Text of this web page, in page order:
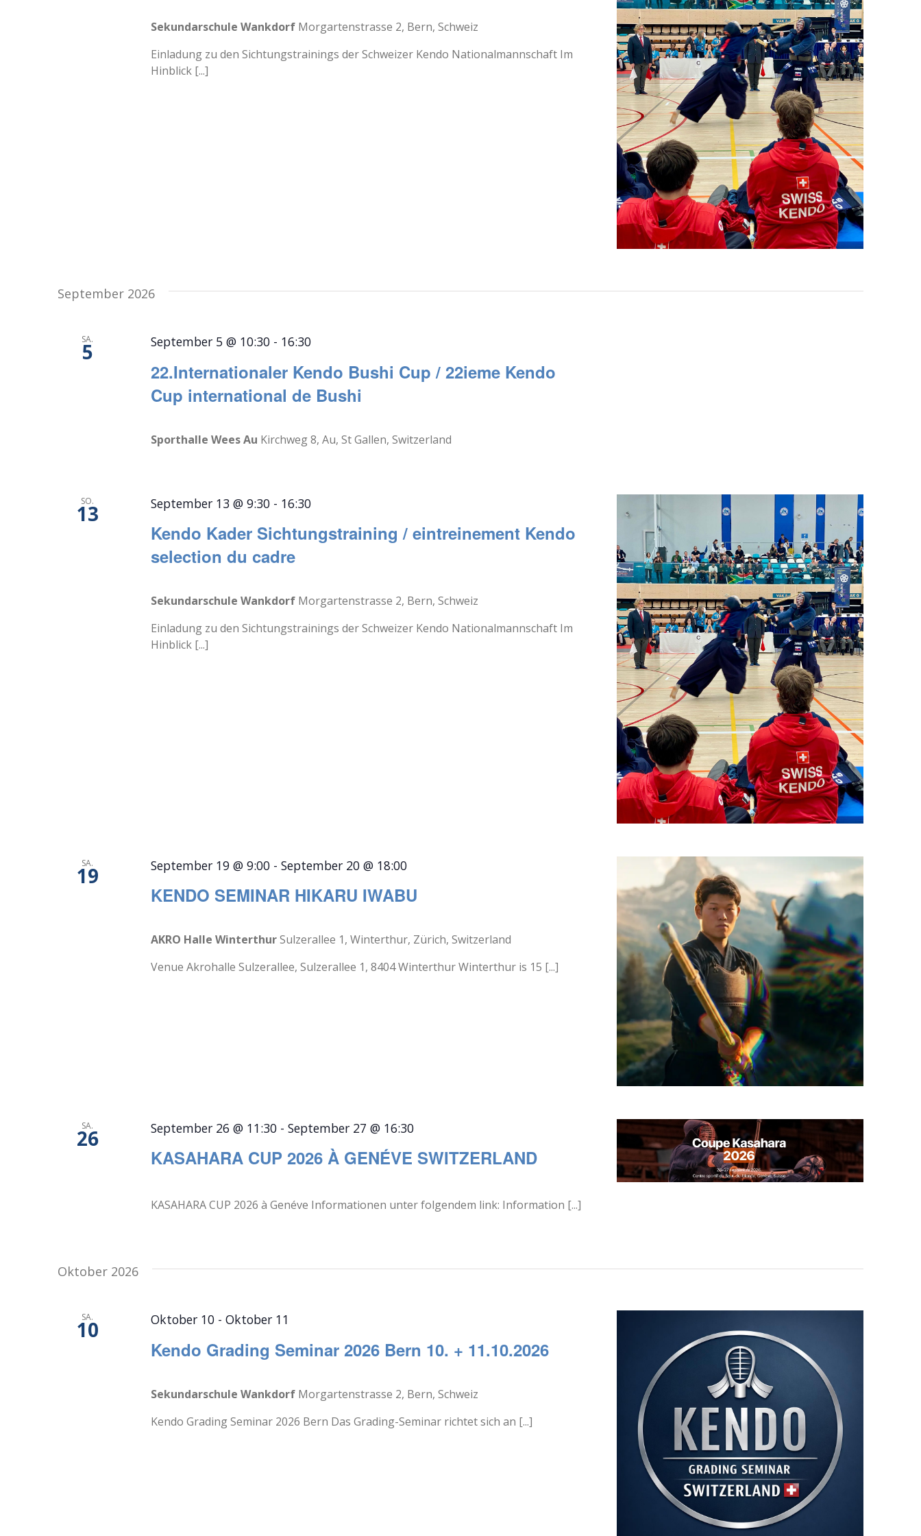
Sekundarschule Wankdorf Morgartenstrasse 2, Bern, Schweiz
Einladung zu den Sichtungstrainings der Schweizer Kendo Nationalmannschaft Im
Hinblick [...]
September 2026
SA.
5
22.Internationaler Kendo Bushi Cup / 22ieme Kendo
Cup international de Bushi
September 5 @ 10:30- 16:30
Sporthalle Wees Au Kirchweg 8, Au, St Gallen, Switzerland
SO.
13
Kendo Kader Sichtungstraining / eintreinement Kendo
selection du cadre
September 13 @ 9:30- 16:30
Sekundarschule Wankdorf Morgartenstrasse 2, Bern, Schweiz
Einladung zu den Sichtungstrainings der Schweizer Kendo Nationalmannschaft Im
Hinblick [...]
SA.
19
KENDO SEMINAR HIKARU IWABU
September 19 @ 9:00- September 20 @ 18:00
AKRO Halle WinterthurSulzerallee 1, Winterthur, Zürich, Switzerland
Venue Akrohalle Sulzerallee, Sulzerallee 1, 8404 Winterthur Winterthur is 15 [...]
SA.
26
KASAHARA CUP 2026 À GENÉVE SWITZERLAND
September 26 @ 11:30- September 27 @ 16:30
KASAHARA CUP 2026 à Genéve Informationen unter folgendem link: Information [...]
Oktober 2026
SA.
10
Kendo Grading Seminar 2026 Bern 10. + 11.10.2026
Oktober 10- Oktober 11
Sekundarschule Wankdorf Morgartenstrasse 2, Bern, Schweiz
Kendo Grading Seminar 2026 Bern Das Grading-Seminar richtet sich an [...]